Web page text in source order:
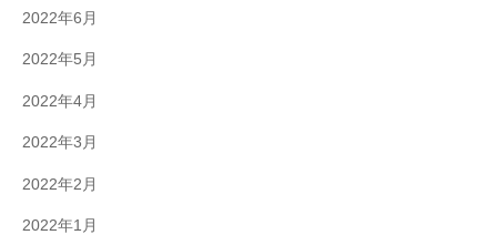
2022年6月
2022年5月
2022年4月
2022年3月
2022年2月
2022年1月